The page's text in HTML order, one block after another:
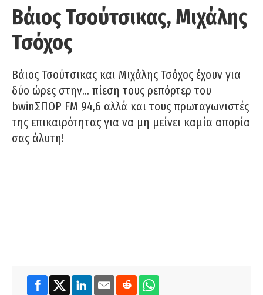
Βάιος Τσούτσικας, Μιχάλης
Τσόχος
Βάιος Τσούτσικας και Μιχάλης Τσόχος έχουν για
δύο ώρες στην… πίεση τους ρεπόρτερ του
bwinΣΠΟΡ FM 94,6 αλλά και τους πρωταγωνιστές
της επικαιρότητας για να μη μείνει καμία απορία
σας άλυτη!